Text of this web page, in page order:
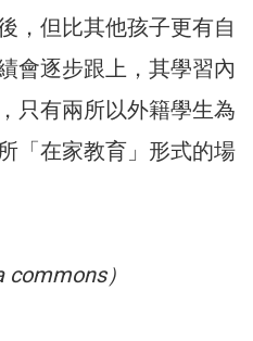
，但比其他孩子更有自
會逐步跟上，其學習內
只有兩所以外籍學生為
「在家教育」形式的場
commons）